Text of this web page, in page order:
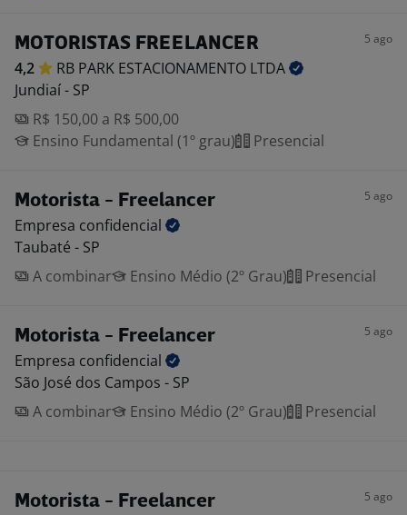
MOTORISTAS FREELANCER 5 ago
4,2 RB PARK ESTACIONAMENTO LTDA
Jundiaí - SP
R$ 150,00 a R$ 500,00
Ensino Fundamental (1º grau)
Presencial
Motorista - Freelancer 5 ago
Empresa confidencial
Taubaté - SP
A combinar
Ensino Médio (2º Grau) Presencial
Motorista - Freelancer 5 ago
Empresa confidencial
São José dos Campos - SP
A combinar
Ensino Médio (2º Grau) Presencial
Motorista - Freelancer 5 ago